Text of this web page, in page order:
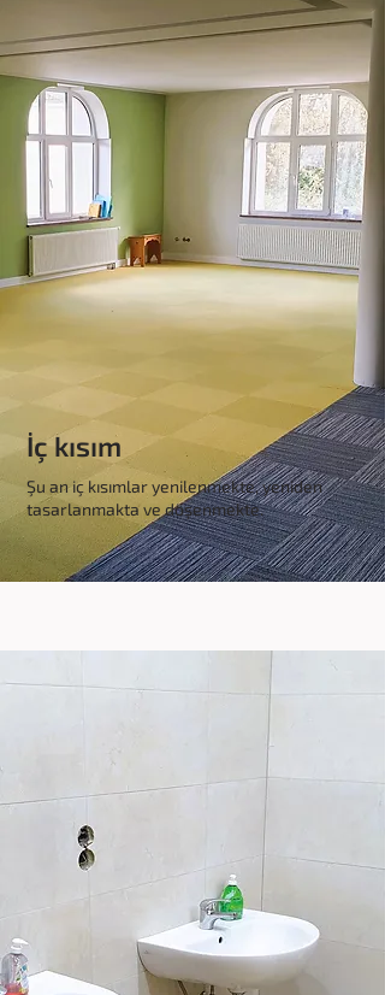
İç kısım
Şu an iç kısımlar yenilenmekte, yeniden
tasarlanmakta ve döşenmekte.